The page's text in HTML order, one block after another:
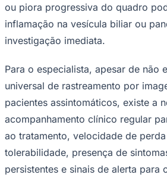
ou piora progressiva do quadro
inflamação na vesícula biliar ou
investigação imediata.
Para o especialista, apesar de não
universal de rastreamento por
pacientes assintomáticos, existe a
acompanhamento clínico regular
ao tratamento, velocidade de
tolerabilidade, presença de
persistentes e sinais de alerta para